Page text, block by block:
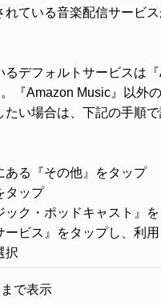
れている音楽配信サービ
るデフォルトサービスは
『Amazon Music』以外
たい場合は、下記の手順で
ある『その他』をタップ
タップ
ック・ポッドキャスト』
ービス』をタップし、利
択
で表示